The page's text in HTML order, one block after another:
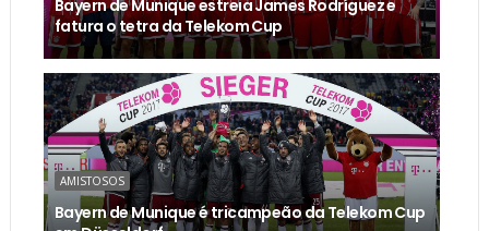
Bayern de Munique estreia James Rodríguez e
fatura o tetra da Telekom Cup
AMISTOSOS
Bayern de Munique é tricampeão da Telekom Cup